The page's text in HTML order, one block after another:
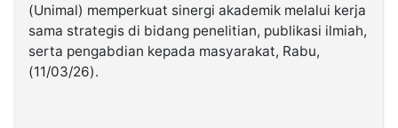
2026
(Unimal) memperkuat sinergi akademik melalui kerja
sama strategis di bidang penelitian, publikasi ilmiah,
serta pengabdian kepada masyarakat, Rabu,
(11/03/26).